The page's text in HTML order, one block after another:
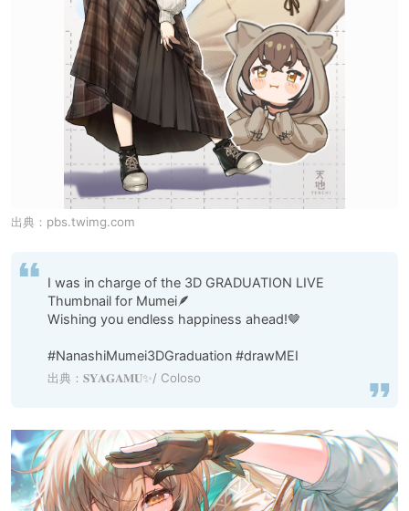
出典： pbs.twimg.com
I was in charge of the 3D GRADUATION LIVE
Thumbnail for Mumei🪶
Wishing you endless happiness ahead!🤎
#NanashiMumei3DGraduation #drawMEI
出典： 𝐒𝐘𝐀𝐆𝐀𝐌𝐔✨/ Coloso